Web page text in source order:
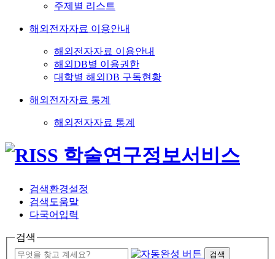
주제별 리스트
해외전자자료 이용안내
해외전자자료 이용안내
해외DB별 이용권한
대학별 해외DB 구독현황
해외전자자료 통계
해외전자자료 통계
검색환경설정
검색도움말
다국어입력
검색
검색